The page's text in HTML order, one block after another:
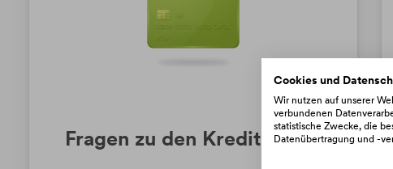
Fragen zu den Kreditkarten
Cookies und
Wir nutzen auf unserer
verbundenen
statistische Zwecke, die
Datenübertragung und -